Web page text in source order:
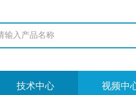
技术中心 视频中